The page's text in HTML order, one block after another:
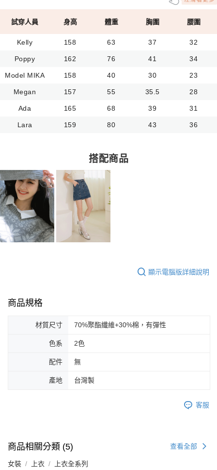
試穿人員 身高 體重 胸圍 腰圍
Kelly 158 63 37 32
Poppy 162 76 41 34
Model MIKA 158 40 30 23
Megan 157 55 35.5 28
Ada 165 68 39 31
Lara 159 80 43 36
搭配商品
顯示電腦版詳細說明
商品規格
材質尺寸 70%聚酯纖維+30%棉，有彈性
色系 2色
配件 無
產地 台灣製
客服
商品相關分類 (5) 查看全部
女裝 上衣 上衣全系列